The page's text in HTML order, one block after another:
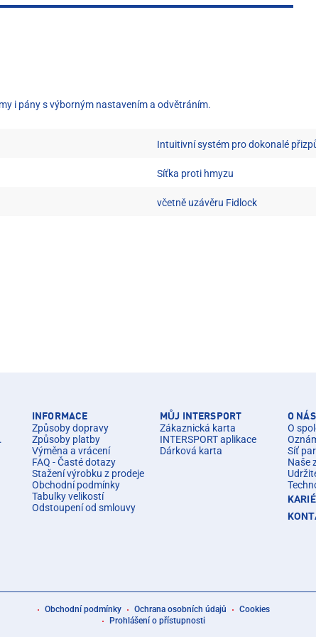
i pány s výborným nastavením a odvětráním.
Intuitivní systém pro dokonalé
Síťka proti hmyzu
včetně uzávěru Fidlock
INFORMACE
Způsoby dopravy
Způsoby platby
Výměna a vrácení
FAQ - Časté dotazy
Stažení výrobku z prodeje
Obchodní podmínky
Tabulky velikostí
Odstoupení od smlouvy
MŮJ INTERSPORT
Zákaznická karta
INTERSPORT aplikace
Dárková karta
O NÁS
O
Síť
Naše
Obchodní podmínky Ochrana osobních údajů
Cookies
Prohlášení o přístupnosti